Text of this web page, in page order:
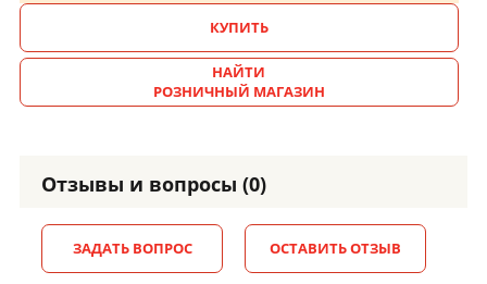
КУПИТЬ
НАЙТИ
РОЗНИЧНЫЙ МАГАЗИН
Отзывы и вопросы (0)
ЗАДАТЬ ВОПРОС ОСТАВИТЬ ОТЗЫВ